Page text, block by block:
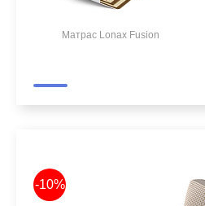
Матрас Lonax Fusion
-10%